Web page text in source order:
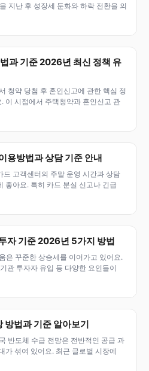
지난 후 성장세 둔화와 하락 전환을 의
과 기준 2026년 최신 정책 유
청약 당첨 후 혼인신고에 관한 핵심 정
이 시점에서 주택청약과 혼인신고 관
용방법과 상담 기준 안내
고객센터의 주말 운영 시간과 상담
좋아요. 특히 카드 분실 신고나 긴급
자 기준 2026년 5가지 방법
은 꾸준한 상승세를 이어가고 있어요.
관 투자자 유입 등 다양한 요인들이
법과 기준 알아보기
반도체 수급 전망은 전반적인 공급 과
가 섞여 있어요. 최근 글로벌 시장에